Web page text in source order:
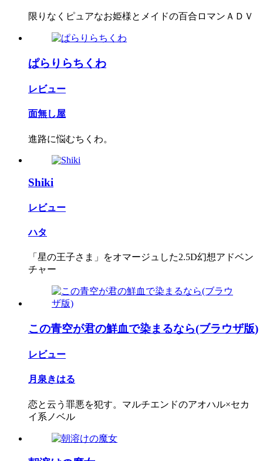
限りなくピュアなお姫様とメイドの百合ロマンＡＤＶ
ぱらりらちくわ
レビュー
面無し屋
進路に悩むちくわ。
Shiki
レビュー
ハタ
「星の王子さま」をオマージュした2.5D幻想アドベン
チャー
この青空が君の鮮血で染まるなら(ブラウザ版)
レビュー
月泉きはる
恋と云う罪悪を犯す。マルチエンドのアオハル×セカ
イ系ノベル